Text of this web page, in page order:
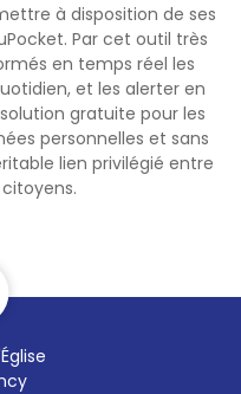
à disposition de ses
Par cet outil très
en temps réel les
et les alerter en
gratuite pour les
personnelles et sans
lien privilégié entre
bycor